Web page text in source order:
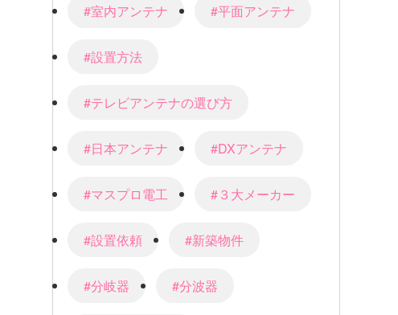
#室内アンテナ #平面アンテナ
#設置方法
#テレビアンテナの選び方
#日本アンテナ #DXアンテナ
#マスプロ電工 #３大メーカー
#設置依頼 #新築物件
#分岐器 #分波器